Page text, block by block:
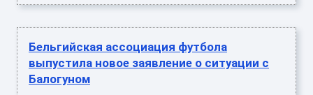
Бельгийская ассоциация футбола
выпустила новое заявление о ситуации с
Балогуном